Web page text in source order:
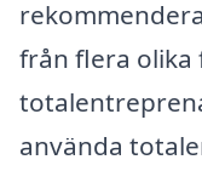
från flera
använda